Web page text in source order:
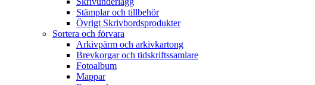
Stämplar och tillbehör
Övrigt Skrivbordsprodukter
Sortera och förvara
Arkivpärm och arkivkartong
Brevkorgar och tidskriftssamlare
Fotoalbum
Mappar